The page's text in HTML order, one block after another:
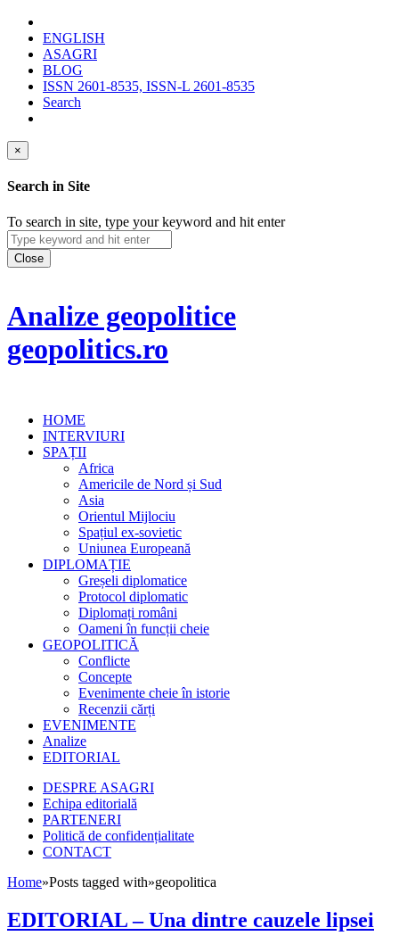
ENGLISH
ASAGRI
BLOG
ISSN 2601-8535, ISSN-L 2601-8535
Search
×
Search in Site
To search in site, type your keyword and hit enter
Close
Analize geopolitice
geopolitics.ro
HOME
INTERVIURI
SPAȚII
Africa
Americile de Nord și Sud
Asia
Orientul Mijlociu
Spațiul ex-sovietic
Uniunea Europeană
DIPLOMAȚIE
Greșeli diplomatice
Protocol diplomatic
Diplomați români
Oameni în funcții cheie
GEOPOLITICĂ
Conflicte
Concepte
Evenimente cheie în istorie
Recenzii cărți
EVENIMENTE
Analize
EDITORIAL
DESPRE ASAGRI
Echipa editorială
PARTENERI
Politică de confidențialitate
CONTACT
Home»Posts tagged with»geopolitica
EDITORIAL – Una dintre cauzele lipsei